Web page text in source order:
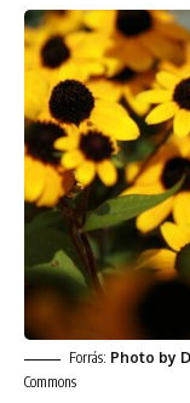
Forrás: Photo by
Commons